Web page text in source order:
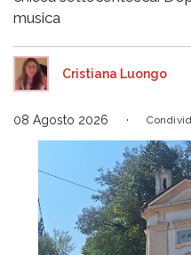
musica
Cristiana Luongo
08 Agosto 2026